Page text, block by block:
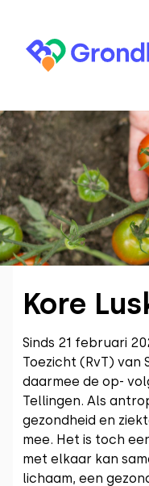
Kore
Sinds 21 februari
Toezicht (RvT) van
daarmee de op-
Tellingen. Als
gezondheid en
mee. Het is toch
met elkaar kan
lichaam, een